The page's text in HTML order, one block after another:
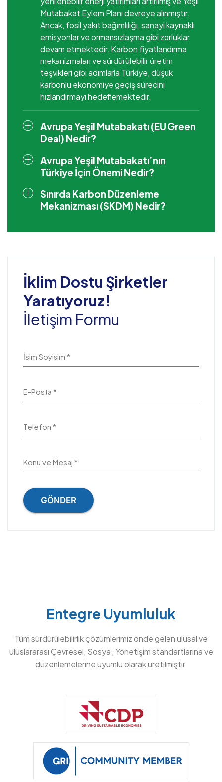
Mutabakat Eylem Planı devreye alınmıştır.
Ancak, fosil yakıt bağımlılığı, sanayi kaynaklı
emisyonlar ve ormansızlaşma gibi zorluklar
devam etmektedir. Karbon fiyatlandırma
mekanizmaları ve sürdürülebilir üretim
teşvikleri gibi adımlarla Türkiye, düşük
karbonlu ekonomiye geçiş sürecini
hızlandırmayı hedeflemektedir.
Avrupa Yeşil Mutabakatı (EU Green
Deal) Nedir?
Avrupa Yeşil Mutabakatı’nın
Türkiye İçin Önemi Nedir?
Sınırda Karbon Düzenleme
Mekanizması (SKDM) Nedir?
İklim Dostu Şirketler
Yaratıyoruz!
İletişim Formu
İsim Soyisim *
E-Posta *
Telefon *
Konu ve Mesaj *
GÖNDER
Entegre Uyumluluk
Tüm sürdürülebilirlik çözümlerimiz önde gelen ulusal ve
uluslararası Çevresel, Sosyal, Yönetişim standartlarına ve
düzenlemelerine uyumlu olarak üretilmiştir.